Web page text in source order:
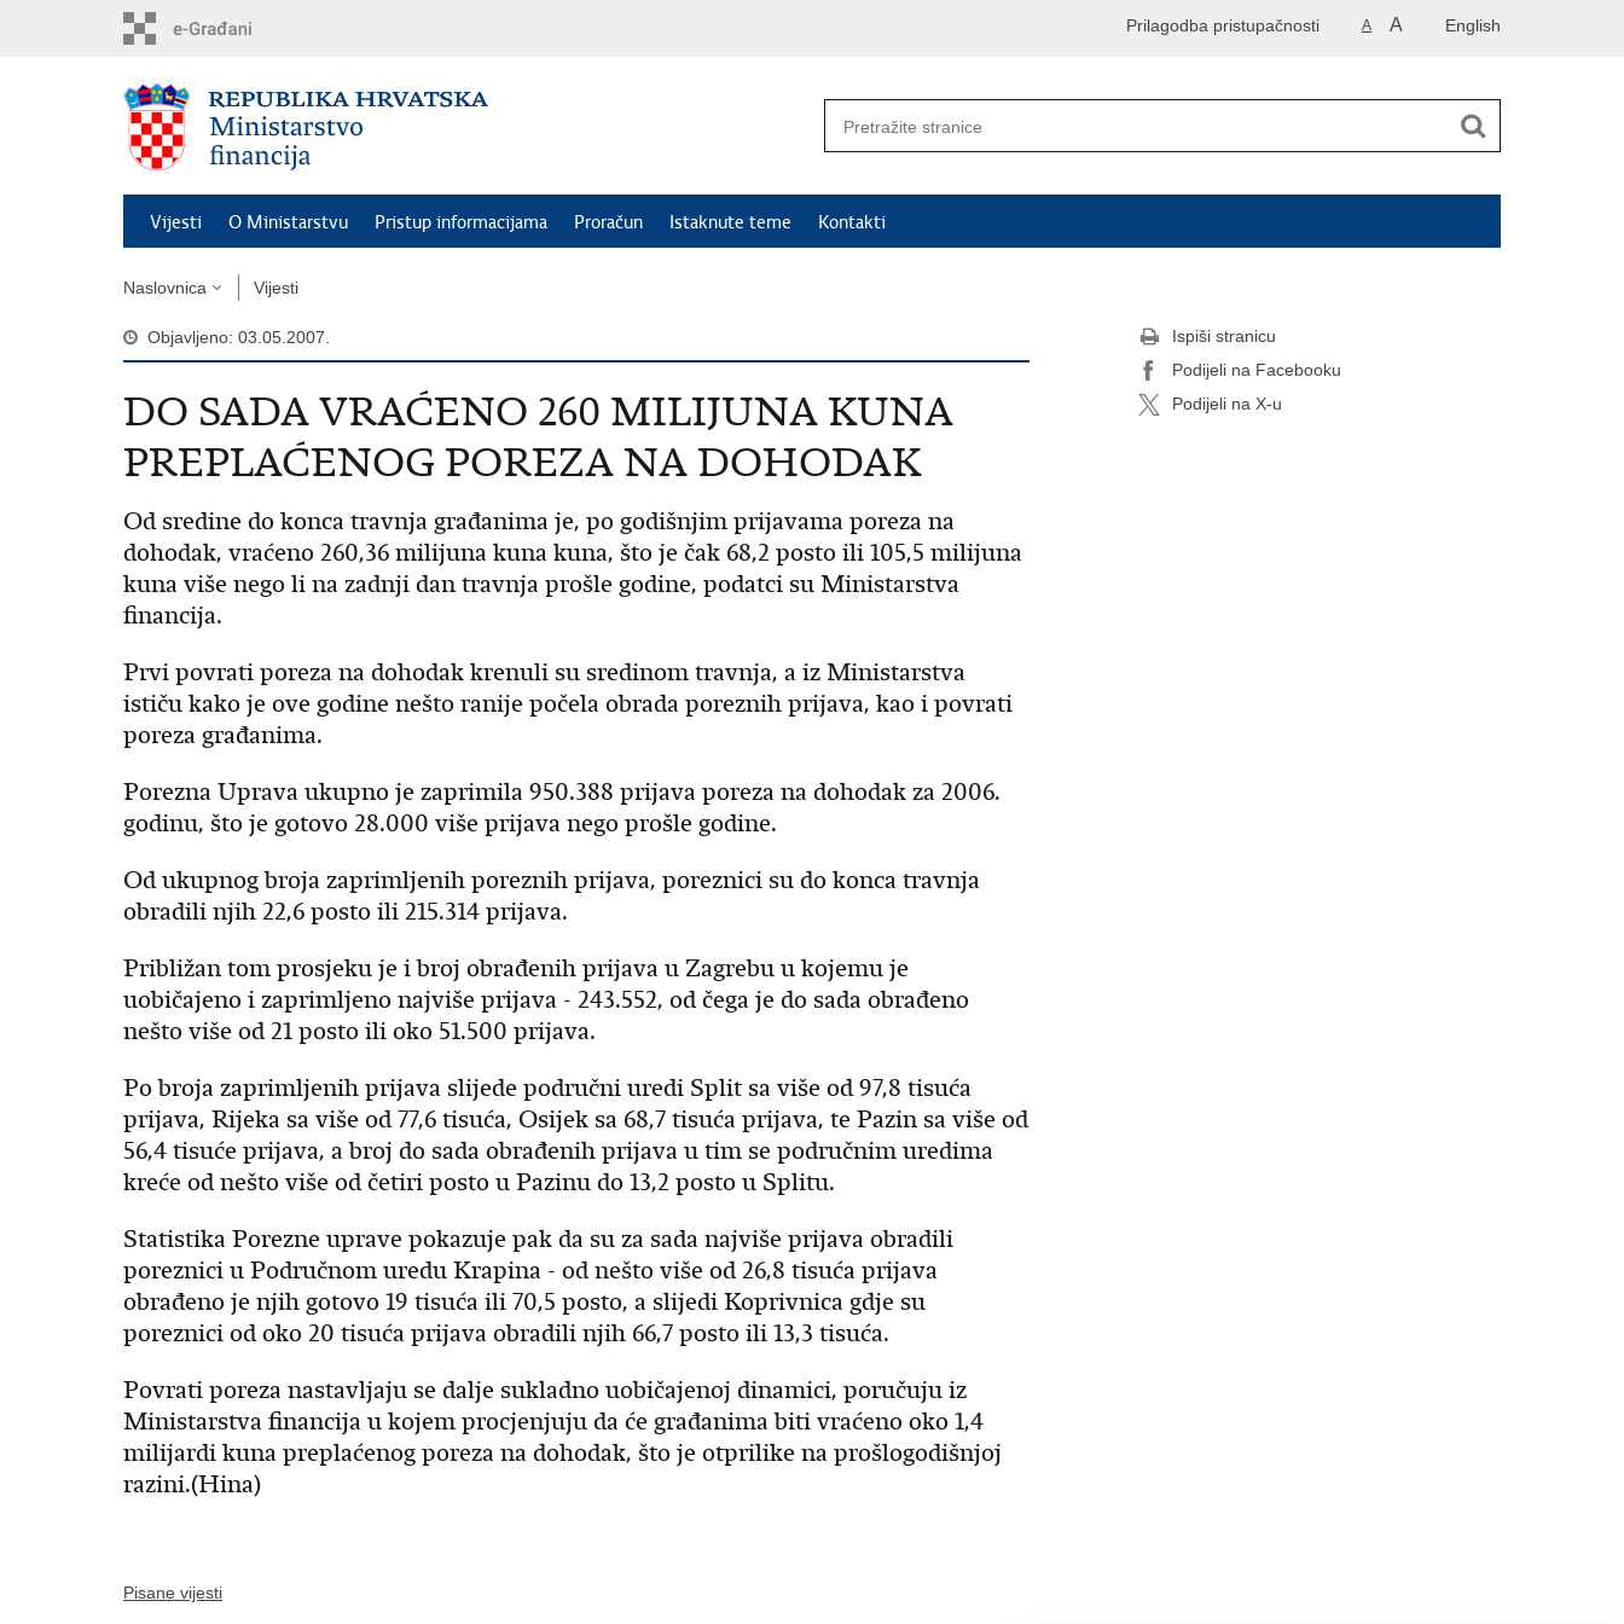
English
A A
Prilagodba pristupačnosti
Vijesti O Ministarstvu Pristup informacijama Proračun Istaknute teme Kontakti
Naslovnica Vijesti
Objavljeno: 03.05.2007.
DO SADA VRAĆENO 260 MILIJUNA KUNA
PREPLAĆENOG POREZA NA DOHODAK
Od sredine do konca travnja građanima je, po godišnjim prijavama poreza na
dohodak, vraćeno 260,36 milijuna kuna kuna, što je čak 68,2 posto ili 105,5 milijuna
kuna više nego li na zadnji dan travnja prošle godine, podatci su Ministarstva
financija.
Prvi povrati poreza na dohodak krenuli su sredinom travnja, a iz Ministarstva
ističu kako je ove godine nešto ranije počela obrada poreznih prijava, kao i povrati
poreza građanima.
Porezna Uprava ukupno je zaprimila 950.388 prijava poreza na dohodak za 2006.
godinu, što je gotovo 28.000 više prijava nego prošle godine.
Od ukupnog broja zaprimljenih poreznih prijava, poreznici su do konca travnja
obradili njih 22,6 posto ili 215.314 prijava.
Približan tom prosjeku je i broj obrađenih prijava u Zagrebu u kojemu je
uobičajeno i zaprimljeno najviše prijava - 243.552, od čega je do sada obrađeno
nešto više od 21 posto ili oko 51.500 prijava.
Po broja zaprimljenih prijava slijede područni uredi Split sa više od 97,8 tisuća
prijava, Rijeka sa više od 77,6 tisuća, Osijek sa 68,7 tisuća prijava, te Pazin sa više od
56,4 tisuće prijava, a broj do sada obrađenih prijava u tim se područnim uredima
kreće od nešto više od četiri posto u Pazinu do 13,2 posto u Splitu.
Statistika Porezne uprave pokazuje pak da su za sada najviše prijava obradili
poreznici u Područnom uredu Krapina - od nešto više od 26,8 tisuća prijava
obrađeno je njih gotovo 19 tisuća ili 70,5 posto, a slijedi Koprivnica gdje su
poreznici od oko 20 tisuća prijava obradili njih 66,7 posto ili 13,3 tisuća.
Povrati poreza nastavljaju se dalje sukladno uobičajenoj dinamici, poručuju iz
Ministarstva financija u kojem procjenjuju da će građanima biti vraćeno oko 1,4
milijardi kuna preplaćenog poreza na dohodak, što je otprilike na prošlogodišnjoj
razini.(Hina)
Pisane vijesti
Ispiši stranicu
Podijeli na Facebooku
Podijeli na X-u